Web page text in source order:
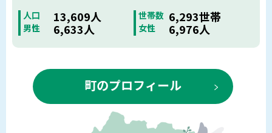
人口 13,609人 世帯数 6,293世帯
男性 6,633人 女性 6,976人
町のプロフィール